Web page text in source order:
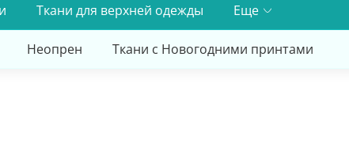
Ткани для верхней одежды Еще
Неопрен Ткани с Новогодними принтами